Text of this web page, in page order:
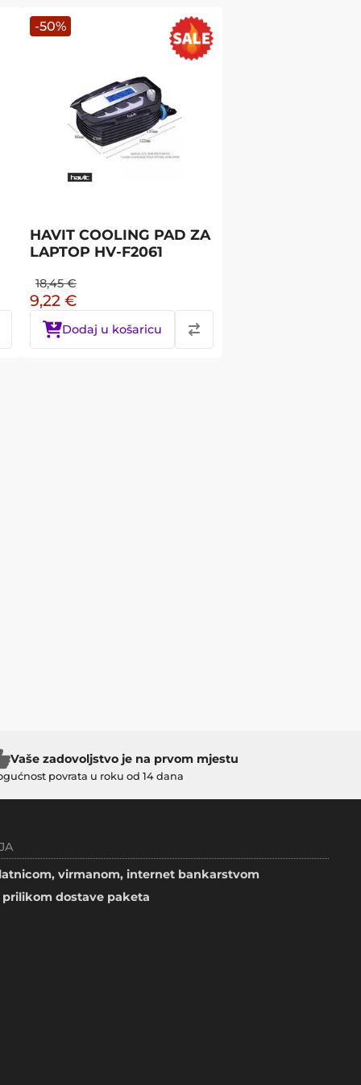
HAVIT COOLING PAD ZA
LAPTOP HV-F2061
18,45 €
9,22 €
Dodaj u košaricu
-50%
Vaše zadovoljstvo je na prvom mjestu
povrata u roku od 14 dana
virmanom, internet bankarstvom
prilikom dostave paketa